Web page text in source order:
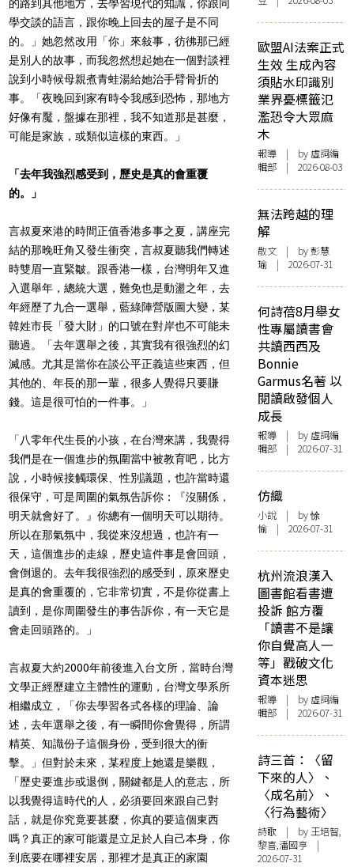
的路到其他地方，去學習現代的知識，你跟同
學交談的語言，跟你晚上回去的屋子是不同
的。」她忽然改用「你」來敍事，彷彿那已經
是別人的故事，而我忽然想起她在一個對談裡
說到小時候母親煮青蛙湯給她治手臂骨折的
事。「夜晚回到家有時令我感到恐怖，那地方
好像有魘，盤據在那裡，我不知道那是甚麼，
可能是家族，或類似這樣的東西。」
「去年我強烈感受到，歷史是真的會重覆
的。」
言叔夏來港的時間正值香港多事之夏，講座完
結的那晚旺角又發生衝突，言叔夏聽我們轉述
時雙眉一直緊皺。跟香港一樣，台灣明年又進
入選舉年，總統大選，難免也是動盪之年，去
年經歷了九合一選舉，藍綠陣營版圖大變，某
韓姓市長「發大財」的口號在對岸也不可能未
聽過。「去年選舉之後，其實我有很強烈的幻
滅感。尤其是當你在談公平正義這些東西，但
其他的、年長的那一輩，很多人覺得只要賺
錢。這是很可怕的一件事。」
「八零年代生長的小孩，在台灣來講，我覺得
我們是在一個進步的氛圍當中被教育吧，比方
說，小時候接觸環保、性別議題，也許當時還
很保守，可是周圍的氣氛告訴你：『沒關係，
明天就會好了。』你總有一個明天可以期待。
所以在那氣氛中，我從來沒想過，也許有一
天，這個進步的走線，歷史這件事是會回頭，
會倒退的。去年我很強烈的感受到，原來歷史
是真的會重覆的，它非常切實，不是你從書上
讀到，是你周圍發生的事告訴你，有一天它是
會走回頭路的。」
言叔夏大約2000年前後進入台文所，當時台灣
文學正經歷建立主體性的運動，台灣文學系所
相繼成立，「你去學習各式各樣的理論、論
述，去年選舉之後，有一瞬間你會覺得，所謂
精英、知識份子這個身份，受到很大的衝
擊。」但對於未來，某程度上她還是樂觀，
「歷史要進步或退倒，關鍵都是人的意志，所
以我覺得這時代的人，必須要回來跟自己對
話，就是你究竟要甚麼，你真的要這個東西
嗎？真正的家可能還是立足於人自己本身，你
到底要在哪裡安居，那裡才是真正的家園
歐盟AI法案正式
生效 生成內容
須貼水印識別
業界憂標籤氾
濫恐令大眾麻
木
報導 | by 虛詞編
輯部 | 2026-08-03
無法跨越的理
解
散文 | by 彭慧
瑜 | 2026-07-31
何詩蓓8月舉女
性專屬讀書會
共讀西西及
Bonnie
Garmus名著 以
閱讀啟發個人
成長
報導 | by 虛詞編
輯部 | 2026-07-31
仿織
小說 | by 悇
愉 | 2026-07-31
杭州流浪漢入
圖書館看書遭
投訴 館方覆
「讀書不是讓
你自覺高人一
等」戳破文化
資本迷思
報導 | by 虛詞編
輯部 | 2026-07-31
詩三首：〈留
下來的人〉、
〈成名前〉、
〈行為藝術〉
詩歌 | by 王培智,
黎喜,潘國亨 |
2026-07-31